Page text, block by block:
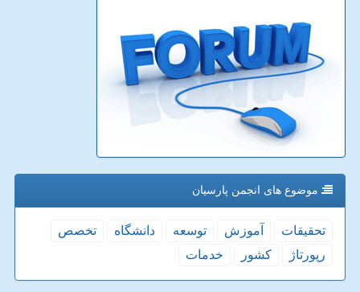
موضوع های انجمن پارسیان
تحقیقات آموزش توسعه دانشگاه
تخصص
رپورتاژ
كشور خدمات